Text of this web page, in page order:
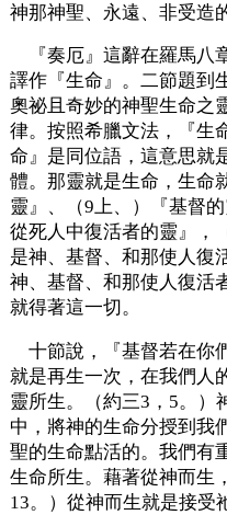
神那神聖、永遠、非受造
『奏厄』這辭在羅馬
譯作『生命』。二節題到
奧祕且奇妙的神聖生命之
律。按照希臘文法，『生
命』是同位語，這意思就
體。那靈就是生命，生命
靈』、（9上、）『基督
從死人中復活者的靈』，
是神、基督、和那使人復
神、基督、和那使人復活
就得著這一切。
十節說，『基督若在
就是再生一次，在我們人
靈所生。（約三3，5。）
中，將神的生命分授到我
聖的生命點活的。我們有
生命所生。藉著從神而生
13。）從神而生就是接受